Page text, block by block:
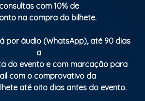
consultas com 10% de
na compra do bilhete.
por áudio (WhatsApp), até 90 dias
a
do evento e com marcação para
com o comprovativo da
até oito dias antes do evento.